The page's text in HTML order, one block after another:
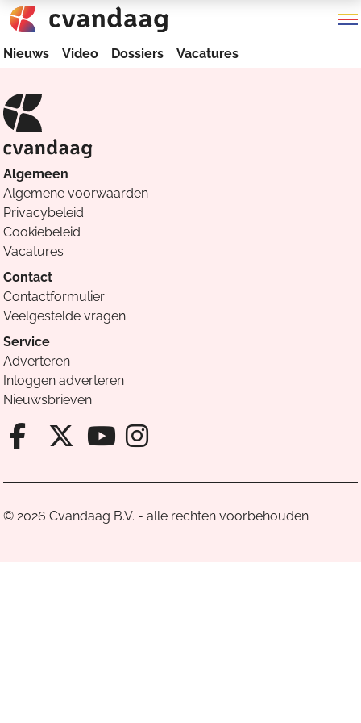
Nieuws Video Dossiers Vacatures
Algemeen
Algemene voorwaarden
Privacybeleid
Cookiebeleid
Vacatures
Contact
Contactformulier
Veelgestelde vragen
Service
Adverteren
Inloggen adverteren
Nieuwsbrieven
Facebook van Cvandaag
X van Cvandaag
Instagram van
© 2026 Cvandaag B.V. - alle rechten voorbehouden